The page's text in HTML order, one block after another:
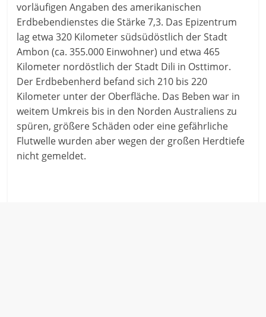
vorläufigen Angaben des amerikanischen
Erdbebendienstes die Stärke 7,3. Das Epizentrum
lag etwa 320 Kilometer südsüdöstlich der Stadt
Ambon (ca. 355.000 Einwohner) und etwa 465
Kilometer nordöstlich der Stadt Dili in Osttimor.
Der Erdbebenherd befand sich 210 bis 220
Kilometer unter der Oberfläche. Das Beben war in
weitem Umkreis bis in den Norden Australiens zu
spüren, größere Schäden oder eine gefährliche
Flutwelle wurden aber wegen der großen Herdtiefe
nicht gemeldet.